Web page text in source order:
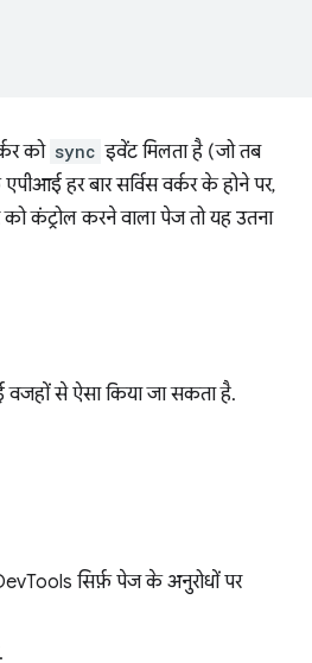
को sync इवेंट मिलता है (जो तब
हर बार सर्विस वर्कर के होने पर,
कंट्रोल करने वाला पेज तो यह उतना
से ऐसा किया जा सकता है.
सिर्फ़ पेज के अनुरोधों पर